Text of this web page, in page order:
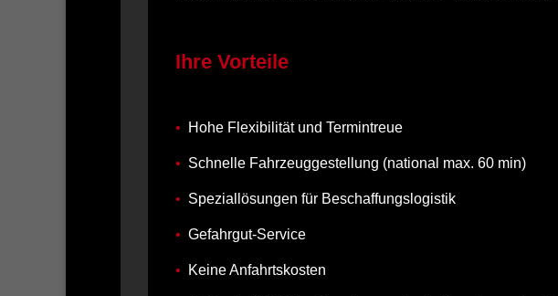
Ihre Vorteile
• Hohe Flexibilität und Termintreue
• Schnelle Fahrzeuggestellung (national max. 60 min)
• Speziallösungen für Beschaffungslogistik
• Gefahrgut-Service
• Keine Anfahrtskosten